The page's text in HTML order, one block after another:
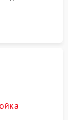
дорожек,